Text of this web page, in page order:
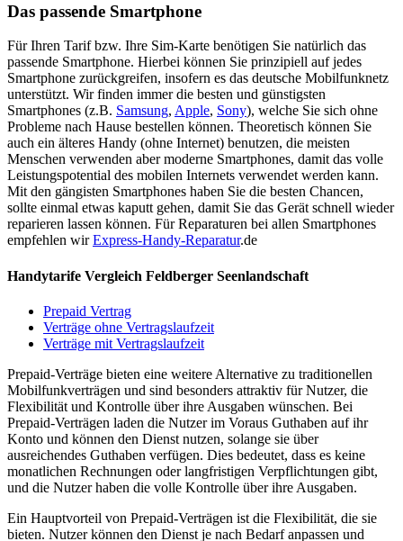
Das passende Smartphone
Für Ihren Tarif bzw. Ihre Sim-Karte benötigen Sie natürlich das
passende Smartphone. Hierbei können Sie prinzipiell auf jedes
Smartphone zurückgreifen, insofern es das deutsche Mobilfunknetz
unterstützt. Wir finden immer die besten und günstigsten
Smartphones (z.B. Samsung, Apple, Sony), welche Sie sich ohne
Probleme nach Hause bestellen können. Theoretisch können Sie
auch ein älteres Handy (ohne Internet) benutzen, die meisten
Menschen verwenden aber moderne Smartphones, damit das volle
Leistungspotential des mobilen Internets verwendet werden kann.
Mit den gängisten Smartphones haben Sie die besten Chancen,
sollte einmal etwas kaputt gehen, damit Sie das Gerät schnell wieder
reparieren lassen können. Für Reparaturen bei allen Smartphones
empfehlen wirExpress-Handy-Reparatur.de
Handytarife Vergleich Feldberger Seenlandschaft
Prepaid Vertrag
Verträge ohne Vertragslaufzeit
Verträge mit Vertragslaufzeit
Prepaid-Verträge bieten eine weitere Alternative zu traditionellen
Mobilfunkverträgen und sind besonders attraktiv für Nutzer, die
Flexibilität und Kontrolle über ihre Ausgaben wünschen. Bei
Prepaid-Verträgen laden die Nutzer im Voraus Guthaben auf ihr
Konto und können den Dienst nutzen, solange sie über
ausreichendes Guthaben verfügen. Dies bedeutet, dass es keine
monatlichen Rechnungen oder langfristigen Verpflichtungen gibt,
und die Nutzer haben die volle Kontrolle über ihre Ausgaben.
Ein Hauptvorteil von Prepaid-Verträgen ist die Flexibilität, die sie
bieten. Nutzer können den Dienst je nach Bedarf anpassen und